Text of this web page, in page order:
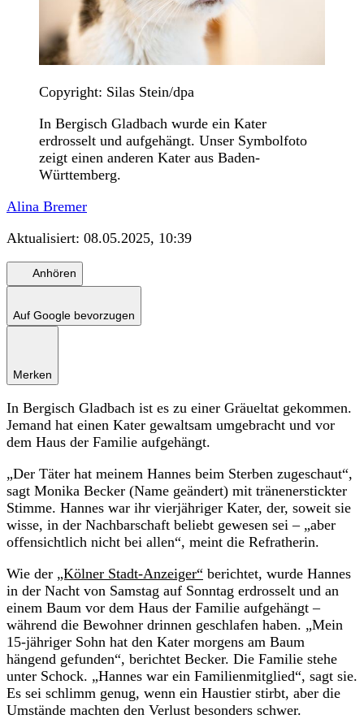
Copyright: Silas Stein/dpa
In Bergisch Gladbach wurde ein Kater
erdrosselt und aufgehängt. Unser Symbolfoto
zeigt einen anderen Kater aus Baden-
Württemberg.
Alina Bremer
Aktualisiert: 08.05.2025, 10:39
Anhören
Auf Google bevorzugen
Merken
In Bergisch Gladbach ist es zu einer Gräueltat gekommen.
Jemand hat einen Kater gewaltsam umgebracht und vor
dem Haus der Familie aufgehängt.
„Der Täter hat meinem Hannes beim Sterben zugeschaut“,
sagt Monika Becker (Name geändert) mit tränenerstickter
Stimme. Hannes war ihr vierjähriger Kater, der, soweit sie
wisse, in der Nachbarschaft beliebt gewesen sei – „aber
offensichtlich nicht bei allen“, meint die Refratherin.
Wie der „Kölner Stadt-Anzeiger“ berichtet, wurde Hannes
in der Nacht von Samstag auf Sonntag erdrosselt und an
einem Baum vor dem Haus der Familie aufgehängt –
während die Bewohner drinnen geschlafen haben. „Mein
15-jähriger Sohn hat den Kater morgens am Baum
hängend gefunden“, berichtet Becker. Die Familie stehe
unter Schock. „Hannes war ein Familienmitglied“, sagt sie.
Es sei schlimm genug, wenn ein Haustier stirbt, aber die
Umstände machten den Verlust besonders schwer.